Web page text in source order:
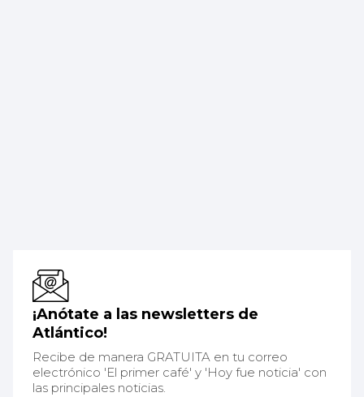
¡Anótate a las newsletters de
Atlántico!
Recibe de manera GRATUITA en tu correo
electrónico 'El primer café' y 'Hoy fue noticia' con
las principales noticias.